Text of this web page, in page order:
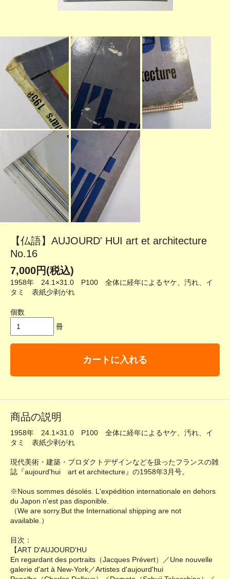
【仏語】AUJOURD' HUI art et architecture
No.16
7,000円(税込)
1958年 24.1×31.0 P100 全体に経年によるヤケ、汚れ、イ
タミ 表紙少剥がれ
個数
冊
カートに入れる
商品の説明
1958年 24.1×31.0 P100 全体に経年によるヤケ、汚れ、イ
タミ 表紙少剥がれ
現代美術・建築・プロダクトデザインなどを扱ったフランスの雑
誌『aujourd'hui art et architecture』の1958年3月号。
※Nous sommes désolés. L'expédition internationale en dehors
du Japon n'est pas disponible.
（We are sorry.But the International shipping are not
available.）
目次：
【ART D'AUJOURD'HU
En regardant des portraits（Jacques Prévert）／Une nouvelle
galerie d'art à New-York／Artistes d'aujourd'hui